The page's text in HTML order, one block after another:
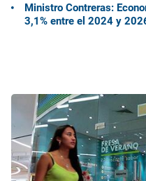
Ministro Contreras:
3,1% entre el 2024 y